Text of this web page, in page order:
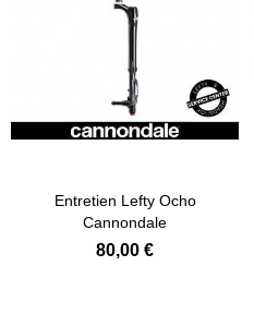
Entretien Lefty Ocho
Cannondale
80,00 €